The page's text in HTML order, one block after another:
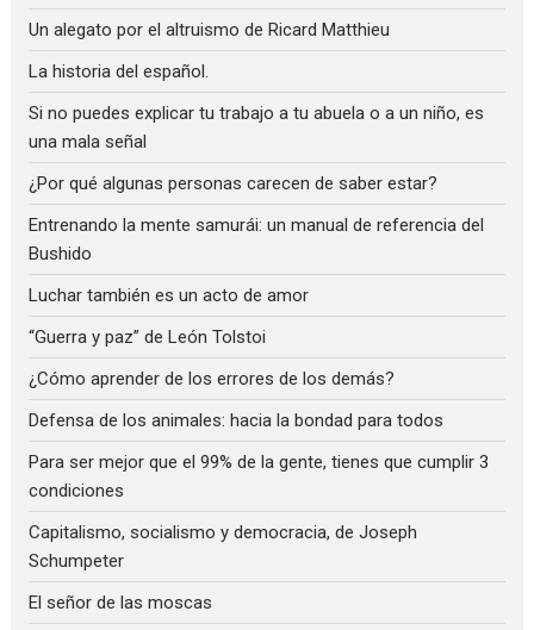
Un alegato por el altruismo de Ricard Matthieu
La historia del español.
Si no puedes explicar tu trabajo a tu abuela o a un niño, es
una mala señal
¿Por qué algunas personas carecen de saber estar?
Entrenando la mente samurái: un manual de referencia del
Bushido
Luchar también es un acto de amor
“Guerra y paz” de León Tolstoi
¿Cómo aprender de los errores de los demás?
Defensa de los animales: hacia la bondad para todos
Para ser mejor que el 99% de la gente, tienes que cumplir 3
condiciones
Capitalismo, socialismo y democracia, de Joseph
Schumpeter
El señor de las moscas